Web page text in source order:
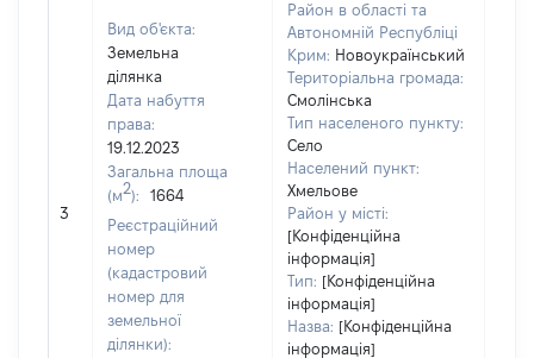
3
Вид об'єкта:
Земельна
ділянка
Дата набуття
права:
19.12.2023
Загальна площа
(м2):
1664
Реєстраційний
номер
(кадастровий
номер для
земельної
ділянки):
Район в області та
Автономній Республіці
Крим: Новоукраїнський
Територіальна громада:
Смолінська
Тип населеного пункту:
Село
Населений пункт:
Хмельове
Район у місті:
[Конфіденційна
інформація]
Тип: [Конфіденційна
інформація]
Назва: [Конфіденційна
інформація]